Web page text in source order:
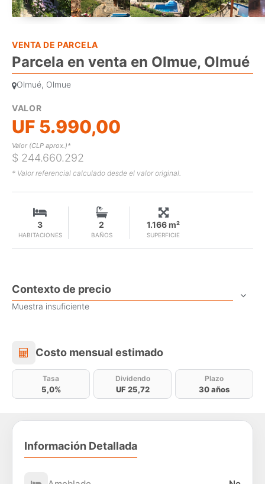
VENTA DE PARCELA
Parcela en venta en Olmue, Olmué
Olmué, Olmue
VALOR
UF 5.990,00
Valor (CLP aprox.)*
$ 244.660.292
* Valor referencial calculado desde el valor original.
HABITACIONES
3
BAÑOS
2
SUPERFICIE
1.166 m²
Contexto de precio
Muestra insuficiente
Costo mensual estimado
Costo mensual estimado
Tasa
5,0%
Dividendo
UF 25,72
Plazo
30 años
Información Detallada